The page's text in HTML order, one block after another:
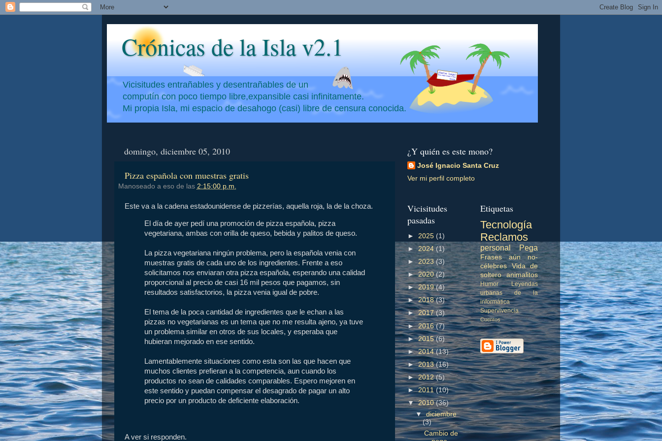
Crónicas de la Isla v2.1
Vicisitudes entrañables y desentrañables de un
computín con poco tiempo libre,expansible casi infinitamente.
Mi propia Isla, mi espacio de desahogo (casi) libre de censura conocida.
domingo, diciembre 05, 2010
Pizza española con muestras gratis
Manoseado a eso de las 2:15:00 p.m.
Este va a la cadena estadounidense de pizzerías, aquella roja, la de la choza.
El día de ayer pedí una promoción de pizza española, pizza
vegetariana, ambas con orilla de queso, bebida y palitos de queso.
La pizza vegetariana ningún problema, pero la española venia con
muestras gratis de cada uno de los ingredientes. Frente a eso
solicitamos nos enviaran otra pizza española, esperando una calidad
proporcional al precio de casi 16 mil pesos que pagamos, sin
resultados satisfactorios, la pizza venia igual de pobre.
El tema de la poca cantidad de ingredientes que le echan a las
pizzas no vegetarianas es un tema que no me resulta ajeno, ya tuve
un problema similar en otros de sus locales, y esperaba que
hubieran mejorado en ese sentido.
Lamentablemente situaciones como esta son las que hacen que
muchos clientes prefieran a la competencia, aun cuando los
productos no sean de calidades comparables. Espero mejoren en
este sentido y puedan compensar el desagrado de pagar un alto
precio por un producto de deficiente elaboración.
A ver si responden.
¿Y quién es este mono?
José Ignacio Santa Cruz
Ver mi perfil completo
Vicisitudes
pasadas
► 2025 (1)
► 2024(1)
►2023(3)
►2020(2)
►2019(4)
►2018(3)
► 2017(3)
►2016(7)
►2015(6)
►2014(13)
►2013(16)
►2012(5)
►2011 (10)
▼2010(36)
▼diciembre
(3)
Cambio de
Etiquetas
Tecnología
Reclamos
personal Pega
Frases aún no-
célebres
Vida de
soltero
animalitos
Humor
Leyendas
urbanas de la
informática
Supervivencia
Cuentos